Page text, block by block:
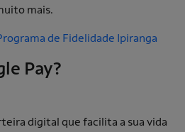
mais.
de Fidelidade Ipiranga
Pay?
digital que facilita a sua vida